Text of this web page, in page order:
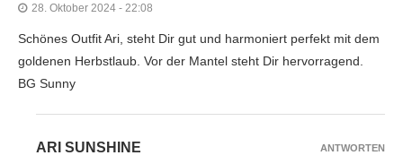
28. Oktober 2024 - 22:08
Schönes Outfit Ari, steht Dir gut und harmoniert perfekt mit dem
goldenen Herbstlaub. Vor der Mantel steht Dir hervorragend.
BG Sunny
ARI SUNSHINE ANTWORTEN